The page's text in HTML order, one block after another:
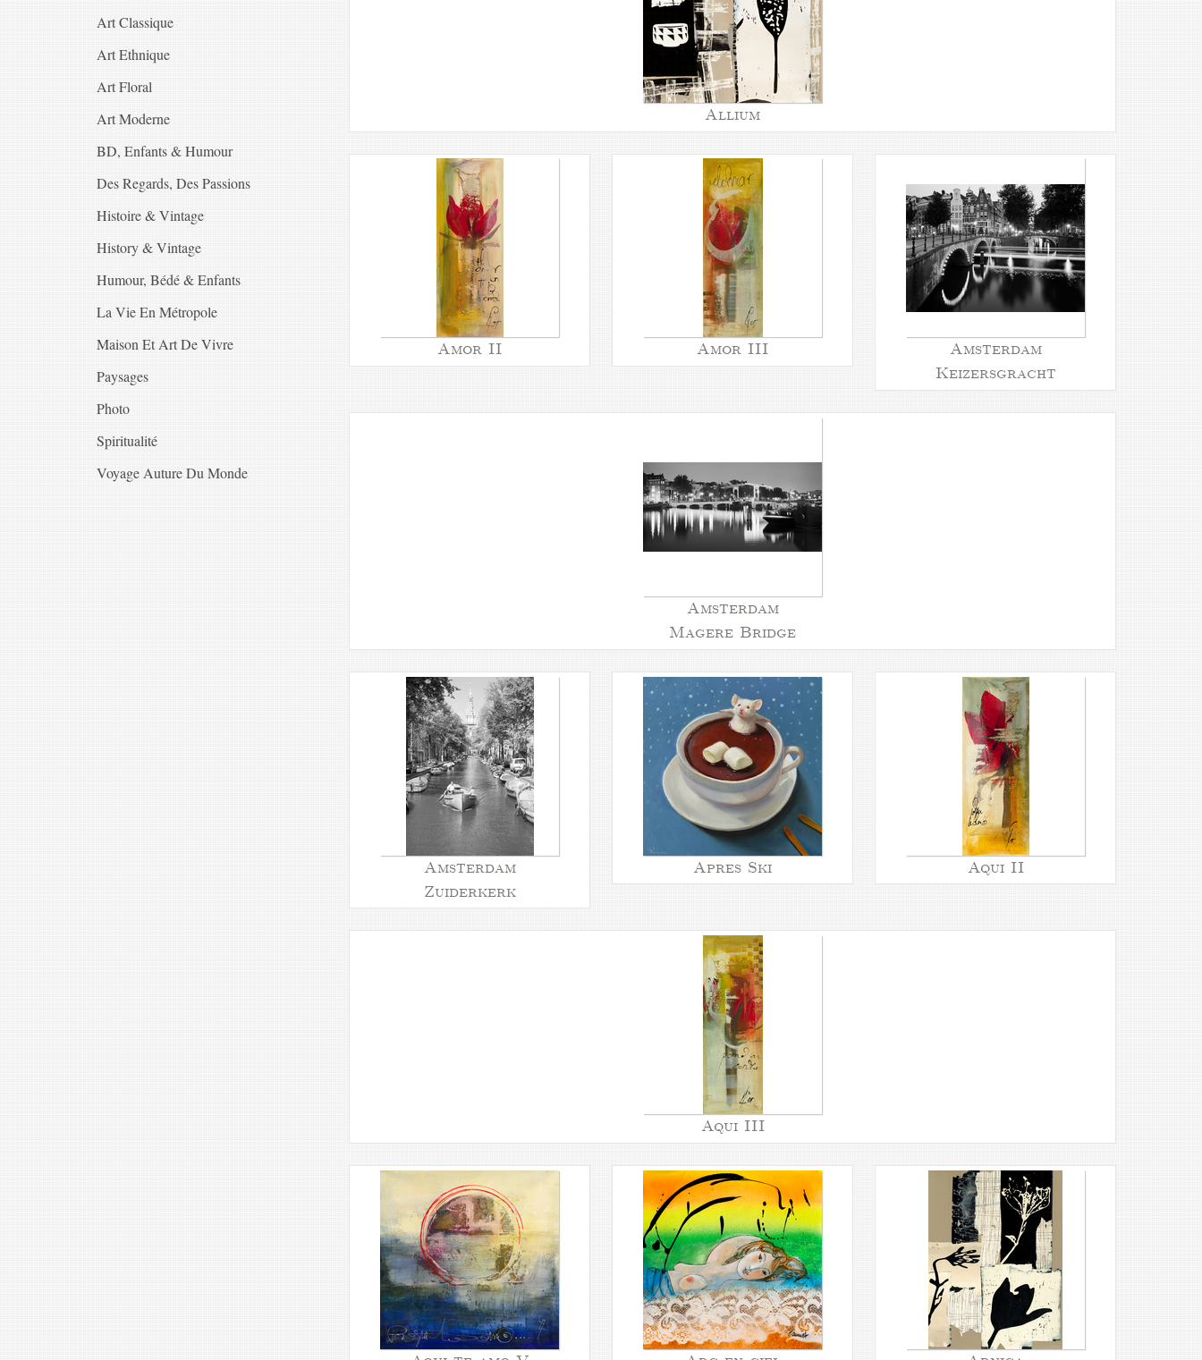
Art Classique
Art Ethnique
Art Floral
Art Moderne
BD, Enfants & Humour
Des Regards, Des Passions
Histoire & Vintage
History & Vintage
Humour, Bédé & Enfants
La Vie En Métropole
Maison Et Art De Vivre
Paysages
Photo
Spiritualité
Voyage Auture Du Monde
Allium
Amor II Amor III
Amsterdam
Keizersgracht
Amsterdam
Magere Bridge
Amsterdam
Zuiderkerk
Apres Ski Aqui II
Aqui III